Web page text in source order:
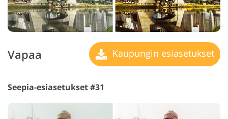
Vapaa Kaupungin esiasetukset
Seepia-esiasetukset #31